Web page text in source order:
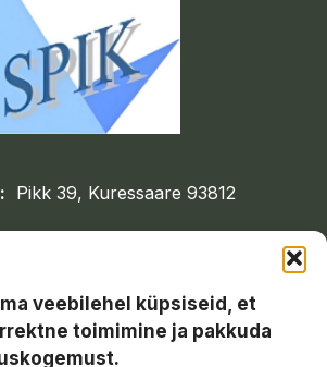
veebilehel küpsiseid, et
toimimine ja pakkuda
Pikk 39, Kuressaare 93812
saarekoda@gmail.com